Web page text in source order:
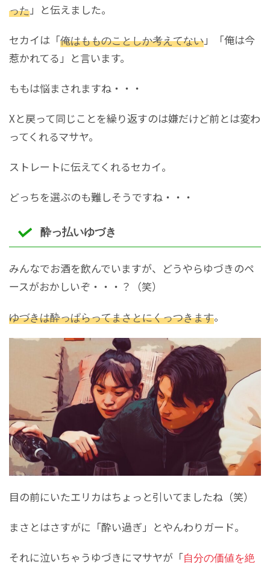
った」と伝えました。
セカイは「俺はもものことしか考えてない」「俺は今
惹かれてる」と言います。
ももは悩まされますね・・・
Xと戻って同じことを繰り返すのは嫌だけど前とは変わ
ってくれるマサヤ。
ストレートに伝えてくれるセカイ。
どっちを選ぶのも難しそうですね・・・
酔っ払いゆづき
みんなでお酒を飲んでいますが、どうやらゆづきのペ
ースがおかしいぞ・・・？（笑）
ゆづきは酔っぱらってまさとにくっつきます。
目の前にいたエリカはちょっと引いてましたね（笑）
まさとはさすがに「酔い過ぎ」とやんわりガード。
それに泣いちゃうゆづきにマサヤが「自分の価値を絶